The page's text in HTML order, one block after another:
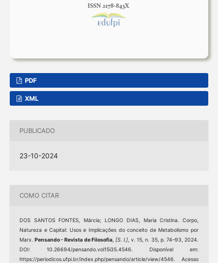
PDF
XML
PUBLICADO
23-10-2024
COMO CITAR
DOS SANTOS FONTES, Márcia; LONGO DIAS, Maria Cristina. Corpo,
Natureza e Capital: Usos e Implicações do conceito de Metabolismo por
Marx.Pensando - Revista de Filosofia, [S. l.], v. 15, n. 35, p. 74–93, 2024.
DOI: 10.26694/pensando.vol15i35.4546. Disponível em:
https://periodicos.ufpi.br/index.php/pensando/article/view/4546. Acesso